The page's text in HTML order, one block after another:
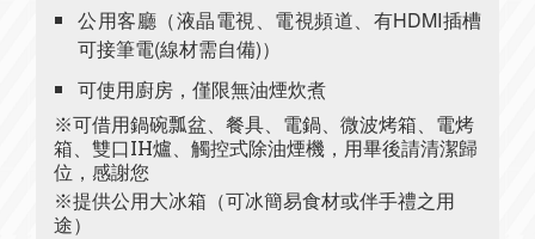
公用客廳（液晶電視、電視頻道、有HDMI插槽
可接筆電(線材需自備)）
可使用廚房，僅限無油煙炊煮
※可借用鍋碗瓢盆、餐具、電鍋、微波烤箱、電烤
箱、雙口IH爐、觸控式除油煙機，用畢後請清潔歸
位，感謝您
※提供公用大冰箱（可冰簡易食材或伴手禮之用
途）